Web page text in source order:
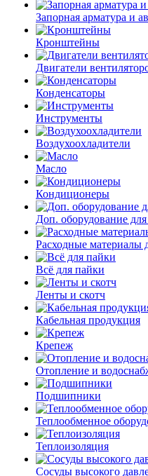
Запорная арматура и
Кронштейны
Двигатели
Конденсаторы
Инструменты
Воздухоохладители
Масло
Кондиционеры
Доп. оборудование
Расходные материалы
Всё для пайки
Ленты и скотч
Кабельная продукция
Крепеж
Отопление и
Подшипники
Теплообменное
Теплоизоляция
Сосуды высокого